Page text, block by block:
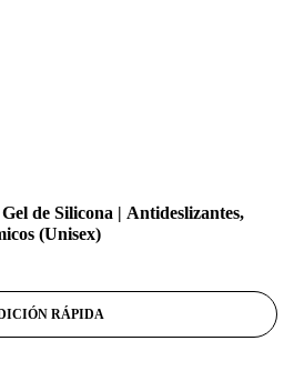
de Silicona | Antideslizantes,
(Unisex)
RÁPIDA